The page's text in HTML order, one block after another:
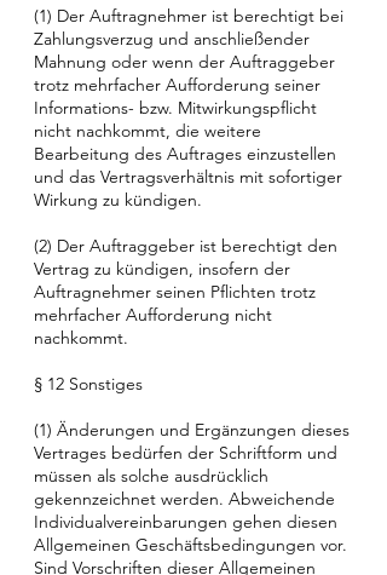
(1) Der Auftragnehmer ist berechtigt bei
Zahlungsverzug und anschließender
Mahnung oder wenn der Auftraggeber
trotz mehrfacher Aufforderung seiner
Informations- bzw. Mitwirkungspflicht
nicht nachkommt, die weitere
Bearbeitung des Auftrages einzustellen
und das Vertragsverhältnis mit sofortiger
Wirkung zu kündigen.
(2) Der Auftraggeber ist berechtigt den
Vertrag zu kündigen, insofern der
Auftragnehmer seinen Pflichten trotz
mehrfacher Aufforderung nicht
nachkommt.
§ 12 Sonstiges
(1) Änderungen und Ergänzungen dieses
Vertrages bedürfen der Schriftform und
müssen als solche ausdrücklich
gekennzeichnet werden. Abweichende
Individualvereinbarungen gehen diesen
Allgemeinen Geschäftsbedingungen vor.
Sind Vorschriften dieser Allgemeinen